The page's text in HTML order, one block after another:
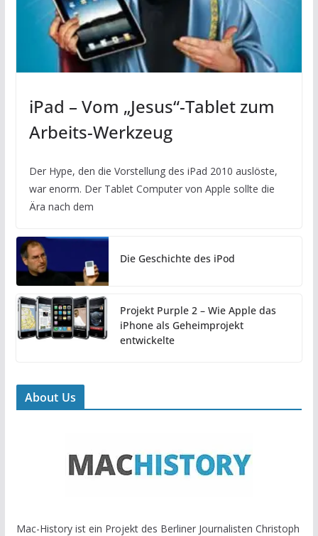
iPad – Vom „Jesus“-Tablet zum
Arbeits-Werkzeug
Der Hype, den die Vorstellung des iPad 2010 auslöste,
war enorm. Der Tablet Computer von Apple sollte die
Ära nach dem
Die Geschichte des iPod
Projekt Purple 2 – Wie Apple das
iPhone als Geheimprojekt
entwickelte
About Us
Mac-History ist ein Projekt des Berliner Journalisten Christoph